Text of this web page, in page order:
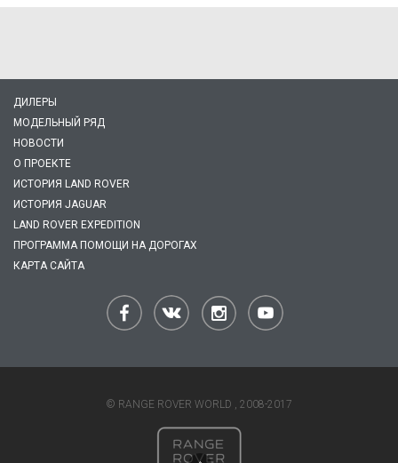
ДИЛЕРЫ
МОДЕЛЬНЫЙ РЯД
НОВОСТИ
О ПРОЕКТЕ
ИСТОРИЯ LAND ROVER
ИСТОРИЯ JAGUAR
LAND ROVER EXPEDITION
ПРОГРАММА ПОМОЩИ НА ДОРОГАХ
КАРТА САЙТА
© RANGE ROVER WORLD , 2008-2017